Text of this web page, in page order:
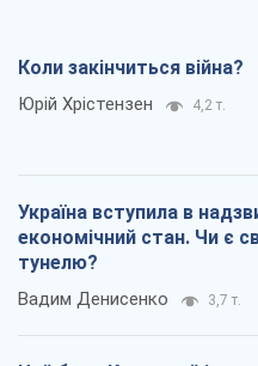
Коли закінчиться війна?
Юрій Хрістензен 4,2 т.
Україна вступила в
економічний стан. Чи є
тунелю?
Вадим Денисенко 3,7 т.